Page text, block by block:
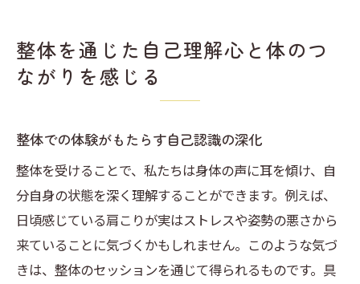
整体を通じた自己理解心と体のつ
ながりを感じる
整体での体験がもたらす自己認識の深化
整体を受けることで、私たちは身体の声に耳を傾け、自
分自身の状態を深く理解することができます。例えば、
日頃感じている肩こりが実はストレスや姿勢の悪さから
来ていることに気づくかもしれません。このような気づ
きは、整体のセッションを通じて得られるものです。具